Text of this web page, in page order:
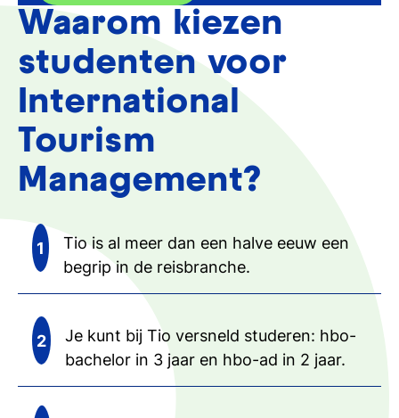
Waarom kiezen
studenten voor
International
Tourism
Management?
Tio is al meer dan een halve eeuw een
begrip in de reisbranche.
Je kunt bij Tio versneld studeren: hbo-
bachelor in 3 jaar en hbo-ad in 2 jaar.